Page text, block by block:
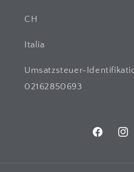
CH
Italia
Umsatzsteuer-
02162850693
Facebook